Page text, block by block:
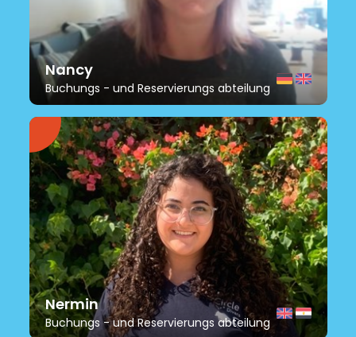
Nancy
Buchungs - und Reservierungs abteilung
Nermin
Buchungs - und Reservierungs abteilung